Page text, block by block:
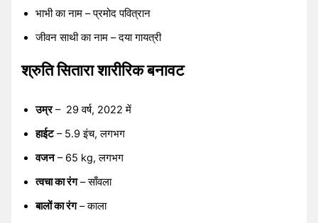
भाभी का नाम – प्रमोद पवित्रान
जीवन साथी का नाम – दया गायत्री
श्रुति सितारा शारीरिक बनावट
उम्र– 29 वर्ष, 2022 में
हाईट– 5.9 इंच, लगभग
वजन– 65 kg, लगभग
त्वचा का रंग– साँवला
बालों का रंग– काला